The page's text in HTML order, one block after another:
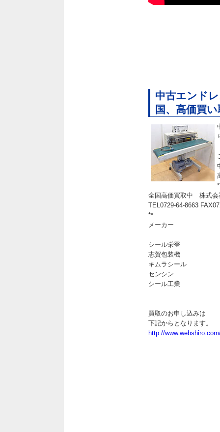
中古エンド
国、高価買
全国高価買取中 株式会
TEL0729-64-8663
**
メーカー
シール栄登
志賀包装機
キムラシール
センシン
シール工業
買取のお申し込みは
下記からとなります。
http://